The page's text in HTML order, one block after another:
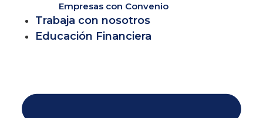
Empresas con Convenio
Trabaja con nosotros
Educación Financiera